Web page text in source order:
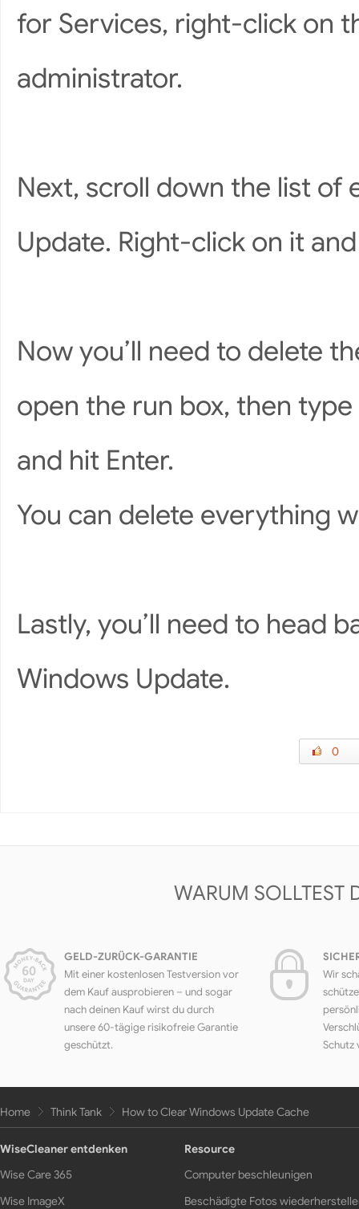
for Services, right-click on
administrator.
Next, scroll down the list of
Update. Right-click on it
Now you’ll need to delete
open the run box, then
and hit Enter.
You can delete everything
Lastly, you’ll need to head
Windows Update.
0
WARUM SOLLTEST
GELD-ZURÜCK-GARANTIE
Mit einer kostenlosen Testversion vor
dem Kauf ausprobieren – und sogar
nach deinen Kauf wirst du durch
unsere 60-tägige risikofreie Garantie
geschützt.
Wir
Schutz
Home Think Tank How to Clear Windows Update Cache
WiseCleaner entdenken
Wise Care 365
Wise ImageX
Resource
Computer beschleunigen
Beschädigte Fotos